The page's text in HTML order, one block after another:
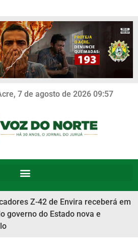
7 de agosto de 2026 09:57
Z-42 de Envira receberá em
governo do Estado nova e